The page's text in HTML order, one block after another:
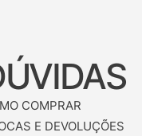
COMPRAR
E DEVOLUÇÕES